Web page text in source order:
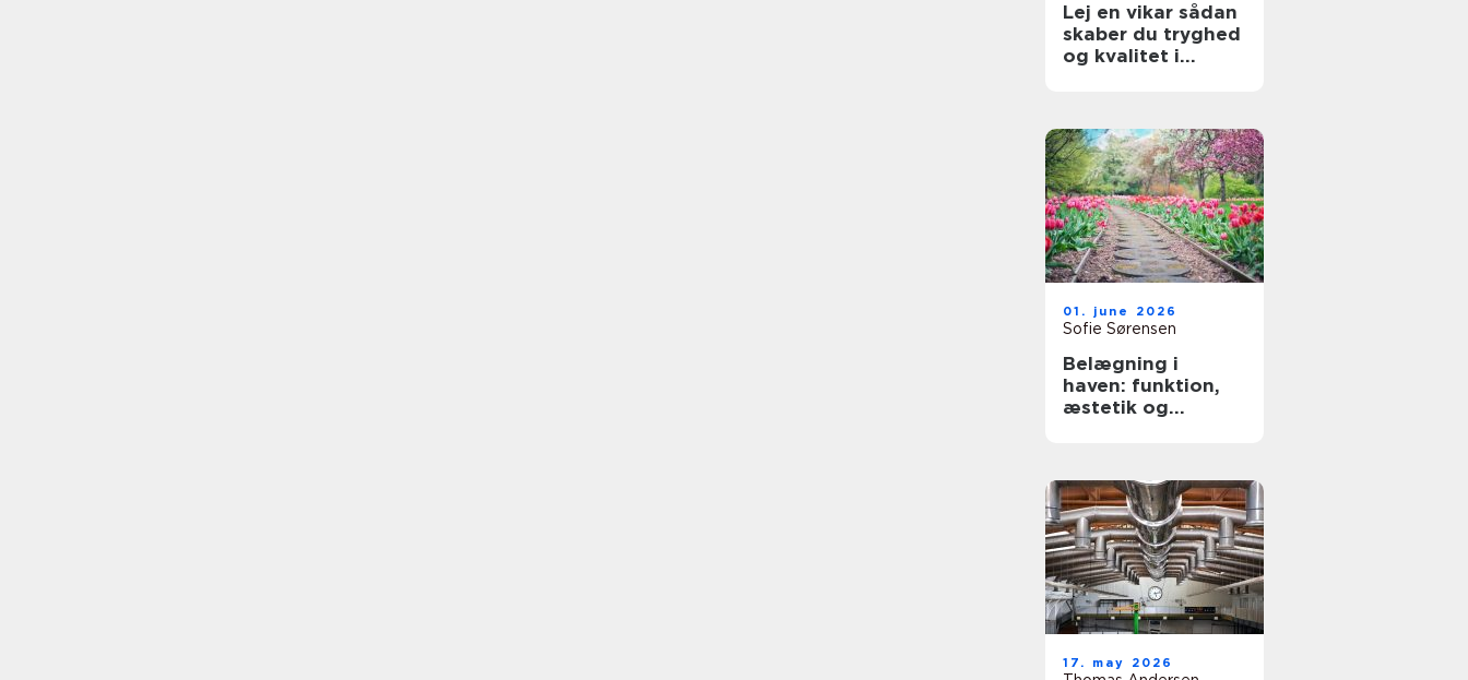
Lej en vikar sådan
skaber du tryghed
og kvalitet i
01. june 2026
Sofie Sørensen
Belægning i
haven: funktion,
æstetik og
17. may 2026